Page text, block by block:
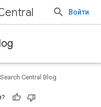
Войти
Central Blog